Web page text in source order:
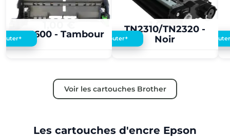
DR3600 - Tambour
+
TN2310/TN2320 -
Noir
1,00 €
Ajouter+
Voir les cartouches Brother
Les cartouches d'encre Epson